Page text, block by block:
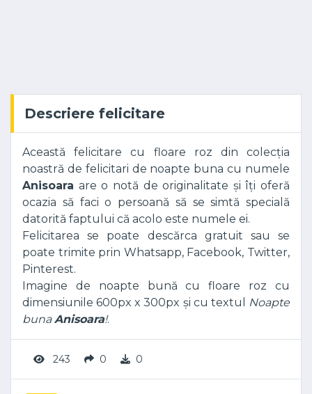
Descriere felicitare
Această felicitare cu floare roz din colecția
noastră de felicitari de noapte buna cu numele
Anisoara are o notă de originalitate și îți oferă
ocazia să faci o persoană să se simtă specială
datorită faptului că acolo este numele ei.
Felicitarea se poate descărca gratuit sau se
poate trimite prin Whatsapp, Facebook, Twitter,
Pinterest.
Imagine de noapte bună cu floare roz cu
dimensiunile 600px x 300px și cu textul
Noapte
bunaAnisoara!.
243 0 0